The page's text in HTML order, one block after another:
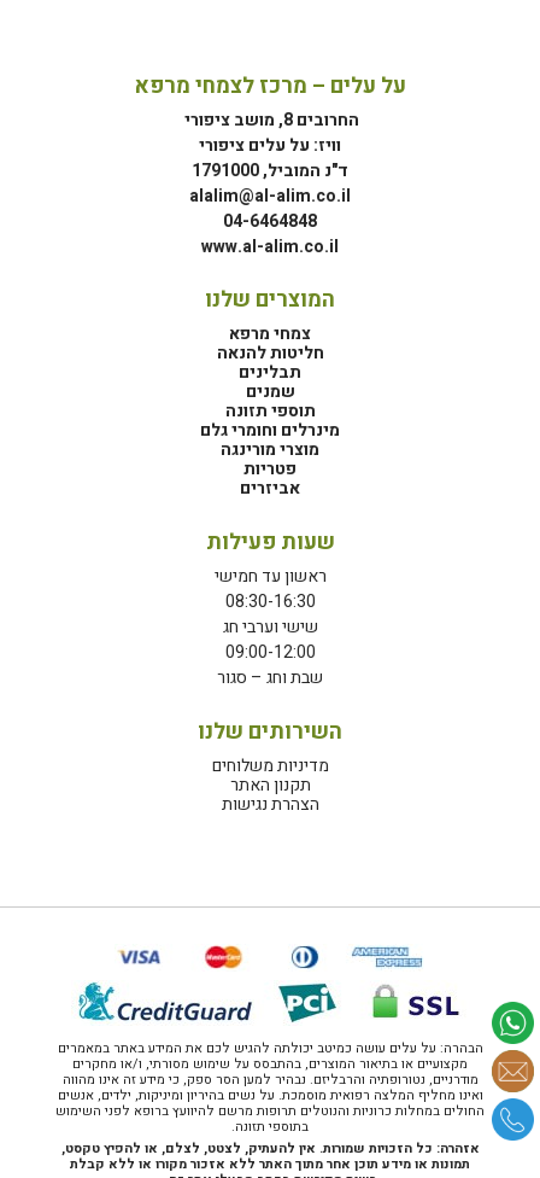
על עלים – מרכז לצמחי מרפא
החרובים 8, מושב ציפורי
וויז: על עלים ציפורי
ד"נ המוביל, 1791000
alalim@al-alim.co.il
04-6464848
www.al-alim.co.il
המוצרים שלנו
צמחי מרפא
חליטות להנאה
תבלינים
שמנים
תוספי תזונה
מינרלים וחומרי גלם
מוצרי מורינגה
פטריות
אביזרים
שעות פעילות
ראשון עד חמישי
08:30-16:30
שישי וערבי חג
09:00-12:00
שבת וחג – סגור
השירותים שלנו
מדיניות משלוחים
תקנון האתר
הצהרת נגישות
הבהרה: על עלים עושה כמיטב יכולתה להגיש לכם את המידע באתר במאמרים
מקצועיים או בתיאור המוצרים, בהתבסס על שימוש מסורתי, ו/או מחקרים
מודרניים, נטורופתיה והרבליזם. נבהיר למען הסר ספק, כי מידע זה אינו מהווה
ואינו מחליף המלצה רפואית מוסמכת. על נשים בהיריון ומיניקות, ילדים, אנשים
החולים במחלות כרוניות והנוטלים תרופות מרשם להיוועץ ברופא לפני השימוש
בתוספי תזונה.
אזהרה: כל הזכויות שמורות. אין להעתיק, לצטט, לצלם, או להפיץ טקסט,
תמונות או מידע תוכן אחר מתוך האתר ללא אזכור מקורו או ללא קבלת